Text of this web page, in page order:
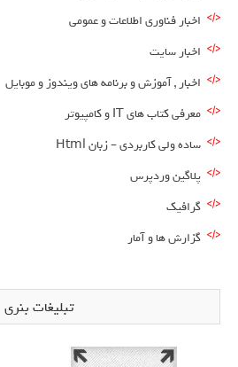
اخبار فناوری اطلاعات و عمومی
اخبار سایت
اخبار , آموزش و برنامه های ویندوز و موبایل
معرفی کتاب های IT و کامپیوتر
ساده ولی کاربردی – زبان Html
پلاگین وردپرس
گرافیک
گزارش ها و آمار
تبلیغات بنری